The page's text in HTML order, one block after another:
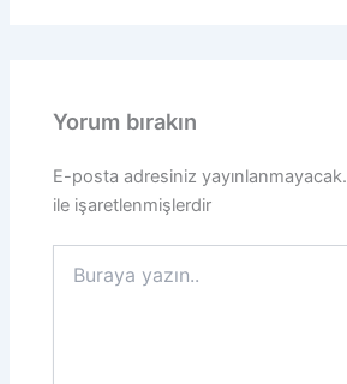
Yorum bırakın
E-posta adresiniz yayınlanmayacak.
ile işaretlenmişlerdir
yazın..